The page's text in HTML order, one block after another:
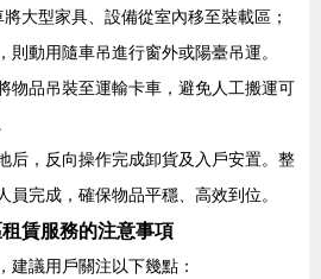
大型家具、設備從室內移至裝載區；
則動用隨車吊進行窗外或陽臺吊運。
物品吊裝至運輸卡車，避免人工搬運可
后，反向操作完成卸貨及入戶安置。整
員完成，確保物品平穩、高效到位。
賃服務的注意事項
建議用戶關注以下幾點：